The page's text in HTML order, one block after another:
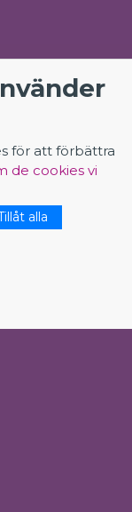
för att förbättra
de cookies vi
alla
om de
som